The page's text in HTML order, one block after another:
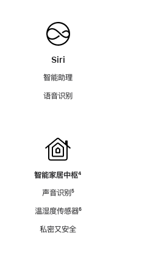
Siri
智能助理
语音识别
智能家居中枢脚
⁴
声音识别脚
⁵
温湿度传感器脚
⁶
私密又安全